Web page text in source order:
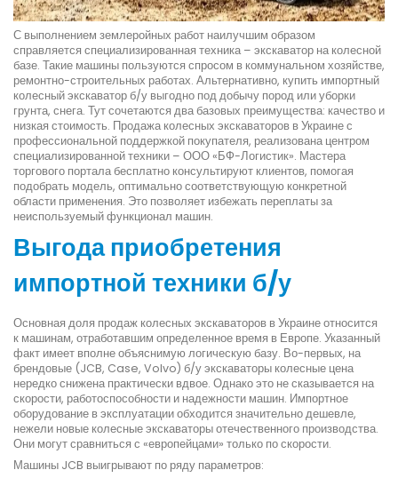
С выполнением землеройных работ наилучшим образом
справляется специализированная техника – экскаватор на колесной
базе. Такие машины пользуются спросом в коммунальном хозяйстве,
ремонтно-строительных работах. Альтернативно, купить импортный
колесный экскаватор б/у выгодно под добычу пород или уборки
грунта, снега. Тут сочетаются два базовых преимущества: качество и
низкая стоимость. Продажа колесных экскаваторов в Украине с
профессиональной поддержкой покупателя, реализована центром
специализированной техники – ООО «БФ-Логистик». Мастера
торгового портала бесплатно консультируют клиентов, помогая
подобрать модель, оптимально соответствующую конкретной
области применения. Это позволяет избежать переплаты за
неиспользуемый функционал машин.
Выгода приобретения
импортной техники б/у
Основная доля продаж колесных экскаваторов в Украине относится
к машинам, отработавшим определенное время в Европе. Указанный
факт имеет вполне объяснимую логическую базу. Во-первых, на
брендовые (JCB, Case, Volvo) б/у экскаваторы колесные цена
нередко снижена практически вдвое. Однако это не сказывается на
скорости, работоспособности и надежности машин. Импортное
оборудование в эксплуатации обходится значительно дешевле,
нежели новые колесные экскаваторы отечественного производства.
Они могут сравниться с «европейцами» только по скорости.
Машины JCB выигрывают по ряду параметров: